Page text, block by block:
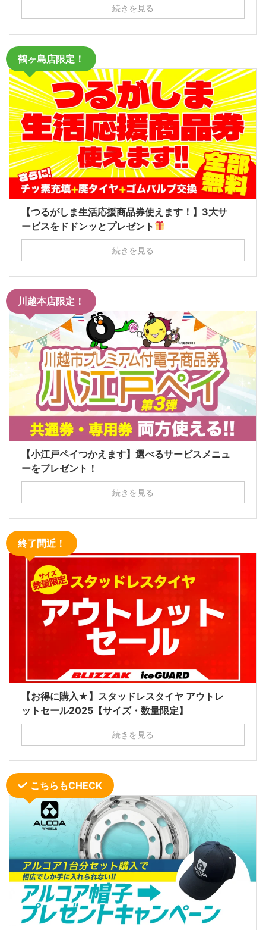
続きを見る
鶴ヶ島店限定！
【つるがしま生活応援商品券使えます！】3大サ
ービスをドドンッとプレゼント
続きを見る
川越本店限定！
【小江戸ペイつかえます】選べるサービスメニュ
ーをプレゼント！
続きを見る
終了間近！
【お得に購入★】スタッドレスタイヤ アウトレ
ットセール2025【サイズ・数量限定】
続きを見る
こちらもCHECK